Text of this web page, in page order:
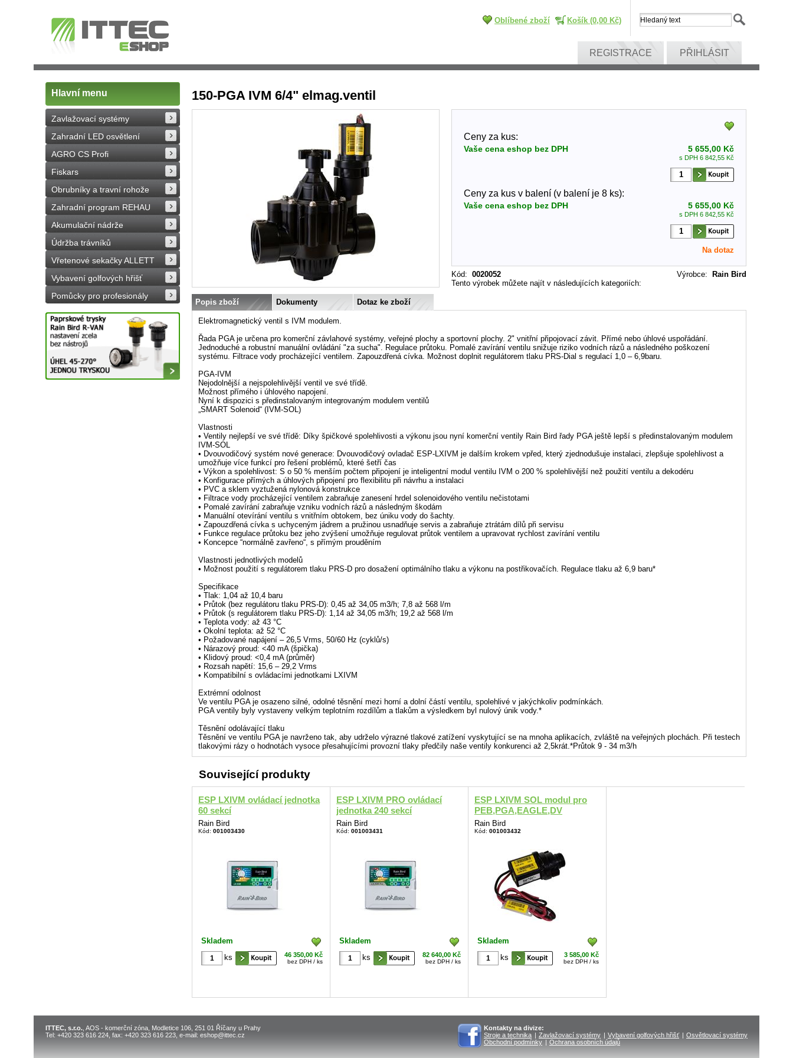
Oblíbené zboží Košík (0,00 Kč)
REGISTRACE PŘIHLÁSIT
Hlavní menu
Zavlažovací systémy
Zahradní LED osvětlení
AGRO CS Profi
Fiskars
Obrubníky a travní rohože
Zahradní program REHAU
Akumulační nádrže
Údržba trávníků
Vřetenové sekačky ALLETT
Vybavení golfových hřišť
Pomůcky pro profesionály
150-PGA IVM 6/4" elmag.ventil
Ceny za kus:
Vaše cena eshop bez DPH 5 655,00 Kč
s DPH 6 842,55 Kč
Ceny za kus v balení (v balení je 8 ks):
Vaše cena eshop bez DPH 5 655,00 Kč
s DPH 6 842,55 Kč
Na dotaz
Kód: 0020052 Rain Bird
Výrobce:
Tento výrobek můžete najít v následujících kategoriích:
Popis zboží Dokumenty Dotaz ke zboží
Elektromagnetický ventil s IVM modulem.
Řada PGA je určena pro komerční závlahové systémy, veřejné plochy a sportovní plochy. 2" vnitřní připojovací závit. Přímé nebo úhlové uspořádání.
Jednoduché a robustní manuální ovládání "za sucha". Regulace průtoku. Pomalé zavírání ventilu snižuje riziko vodních rázů a následného poškození
systému. Filtrace vody procházející ventilem. Zapouzdřená cívka. Možnost doplnit regulátorem tlaku PRS-Dial s regulací 1,0 – 6,9baru.
PGA-IVM
Nejodolnější a nejspolehlivější ventil ve své třídě.
Možnost přímého i úhlového napojení.
Nyní k dispozici s předinstalovaným integrovaným modulem ventilů
„SMART Solenoid“ (IVM-SOL)
Vlastnosti
• Ventily nejlepší ve své třídě: Díky špičkové spolehlivosti a výkonu jsou nyní komerční ventily Rain Bird řady PGA ještě lepší s předinstalovaným modulem
IVM-SOL
• Dvouvodičový systém nové generace: Dvouvodičový ovladač ESP-LXIVM je dalším krokem vpřed, který zjednodušuje instalaci, zlepšuje spolehlivost a
umožňuje více funkcí pro řešení problémů, které šetří čas
• Výkon a spolehlivost: S o 50 % menším počtem připojení je inteligentní modul ventilu IVM o 200 % spolehlivější než použití ventilu a dekodéru
• Konfigurace přímých a úhlových připojení pro flexibilitu při návrhu a instalaci
• PVC a sklem vyztužená nylonová konstrukce
• Filtrace vody procházející ventilem zabraňuje zanesení hrdel solenoidového ventilu nečistotami
• Pomalé zavírání zabraňuje vzniku vodních rázů a následným škodám
• Manuální otevírání ventilu s vnitřním obtokem, bez úniku vody do šachty.
• Zapouzdřená cívka s uchyceným jádrem a pružinou usnadňuje servis a zabraňuje ztrátám dílů při servisu
• Funkce regulace průtoku bez jeho zvýšení umožňuje regulovat průtok ventilem a upravovat rychlost zavírání ventilu
• Koncepce “normálně zavřeno“, s přímým prouděním
Vlastnosti jednotlivých modelů
• Možnost použití s regulátorem tlaku PRS-D pro dosažení optimálního tlaku a výkonu na postřikovačích. Regulace tlaku až 6,9 baru*
Specifikace
• Tlak: 1,04 až 10,4 baru
• Průtok (bez regulátoru tlaku PRS-D): 0,45 až 34,05 m3/h; 7,8 až 568 l/m
• Průtok (s regulátorem tlaku PRS-D): 1,14 až 34,05 m3/h; 19,2 až 568 l/m
• Teplota vody: až 43 °C
• Okolní teplota: až 52 °C
• Požadované napájení – 26,5 Vrms, 50/60 Hz (cyklů/s)
• Nárazový proud: <40 mA (špička)
• Klidový proud: <0,4 mA (průměr)
• Rozsah napětí: 15,6 – 29,2 Vrms
• Kompatibilní s ovládacími jednotkami LXIVM
Extrémní odolnost
Ve ventilu PGA je osazeno silné, odolné těsnění mezi horní a dolní částí ventilu, spolehlivé v jakýchkoliv podmínkách.
PGA ventily byly vystaveny velkým teplotním rozdílům a tlakům a výsledkem byl nulový únik vody.*
Těsnění odolávající tlaku
Těsnění ve ventilu PGA je navrženo tak, aby udrželo výrazné tlakové zatížení vyskytující se na mnoha aplikacích, zvláště na veřejných plochách. Při testech
tlakovými rázy o hodnotách vysoce přesahujícími provozní tlaky předčily naše ventily konkurenci až 2,5krát.*Průtok 9 - 34 m3/h
Související produkty
ESP LXIVM ovládací jednotka
60 sekcí
Rain Bird
Kód: 001003430
Skladem
ks
46 350,00 Kč
bez DPH / ks
ESP LXIVM PRO ovládací
jednotka 240 sekcí
Rain Bird
Kód: 001003431
Skladem
ks
82 640,00 Kč
bez DPH / ks
ESP LXIVM SOL modul pro
PEB,PGA,EAGLE,DV
Rain Bird
Kód: 001003432
Skladem
ks
3 585,00 Kč
bez DPH / ks
Kontakty na divize:
Stroje a technika | Zavlažovací systémy | Vybavení golfových hřišť | Osvětlovací systémy
Obchodní podmínky | Ochrana osobních údajů
ITTEC, s.r.o. , AOS - komerční zóna, Modletice 106, 251 01 Říčany u Prahy
Tel: +420 323 616 224, fax: +420 323 616 223, e-mail: eshop@ittec.cz